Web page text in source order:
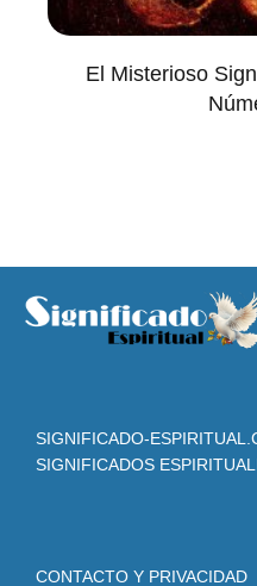
El Misterioso
SIGNIFICADO-
SIGNIFICADOS
CONTACTO Y PRIVACIDAD